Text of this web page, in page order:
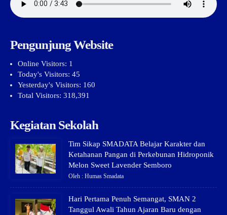
Pengunjung Website
Online Visitors: 1
Today's Visitors: 45
Yesterday's Visitors: 160
Total Visitors: 318,391
Kegiatan Sekolah
Tim Sikap SMADATA Belajar Karakter dan
Ketahanan Pangan di Perkebunan Hidroponik
Melon Sweet Lavender Semboro
Oleh : Humas Smadata
Hari Pertama Penuh Semangat, SMAN 2
Tanggul Awali Tahun Ajaran Baru dengan